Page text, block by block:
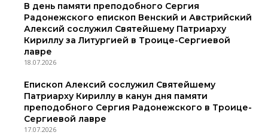
В день памяти преподобного Сергия
Радонежского епископ Венский и Австрийский
Алексий сослужил Святейшему Патриарху
Кириллу за Литургией в Троице-Сергиевой
лавре
18.07.2026
Епископ Алексий сослужил Святейшему
Патриарху Кириллу в канун дня памяти
преподобного Сергия Радонежского в Троице-
Сергиевой лавре
17.07.2026